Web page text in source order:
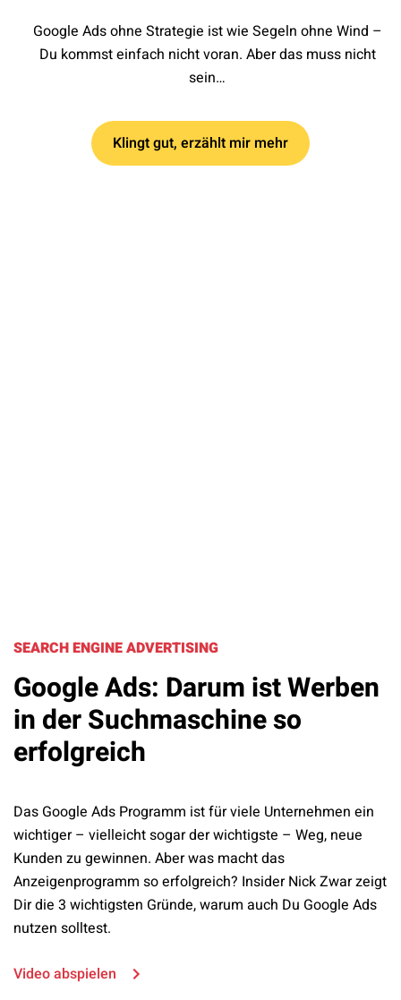
Google Ads ohne Strategie ist wie Segeln ohne Wind –
Du kommst einfach nicht voran. Aber das muss nicht
sein…
Klingt gut, erzählt mir mehr
SEARCH ENGINE ADVERTISING
Google Ads: Darum ist Werben
in der Suchmaschine so
erfolgreich
Das Google Ads Programm ist für viele Unternehmen ein
wichtiger – vielleicht sogar der wichtigste – Weg, neue
Kunden zu gewinnen. Aber was macht das
Anzeigenprogramm so erfolgreich? Insider Nick Zwar zeigt
Dir die 3 wichtigsten Gründe, warum auch Du Google Ads
nutzen solltest.
Video abspielen